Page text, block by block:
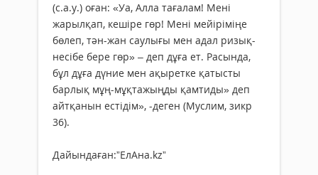
(с.а.у.) оған: «Уа, Алла тағалам! Мені
жарылқап, кешіре гөр! Мені мейіріміңе
бөлеп, тән-жан саулығы мен адал ризық-
несібе бере гөр» – деп дұға ет. Расында,
бұл дұға дүние мен ақыретке қатысты
барлық мұң-мұқтажыңды қамтиды» деп
айтқанын естідім», -деген (Муслим, зикр
36).
Дайындаған:”ЕлАна.kz”